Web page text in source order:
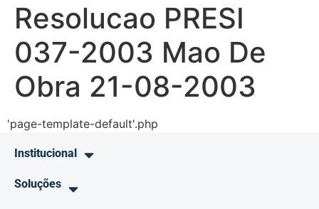
Resolucao PRESI
037-2003 Mao De
Obra 21-08-2003
'page-template-default'.php
Institucional
Soluções